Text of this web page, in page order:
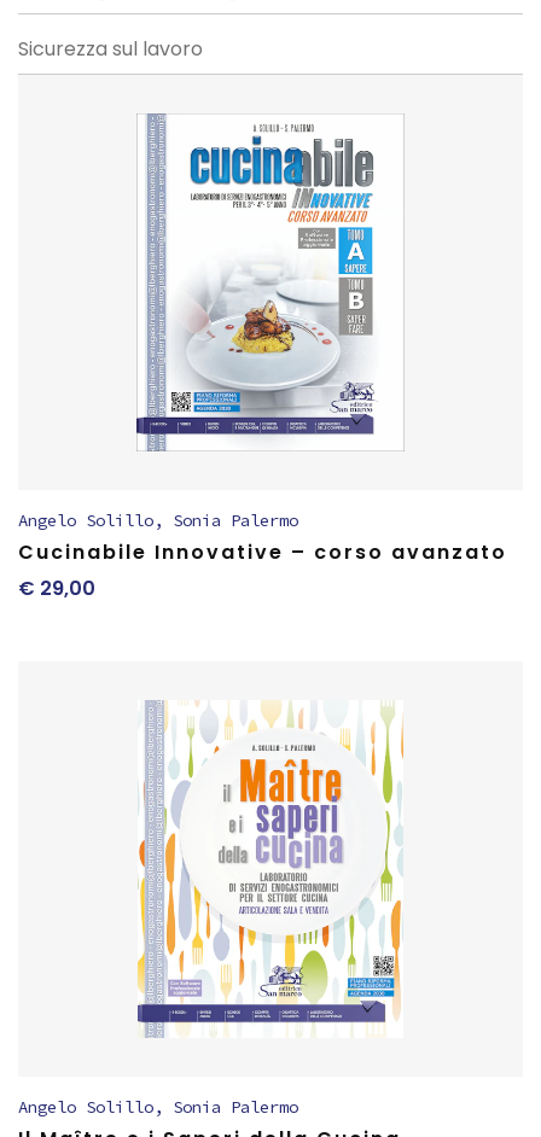
Sicurezza sul lavoro
Angelo Solillo, Sonia Palermo
Cucinabile Innovative – corso avanzato
€ 29,00
Angelo Solillo, Sonia Palermo